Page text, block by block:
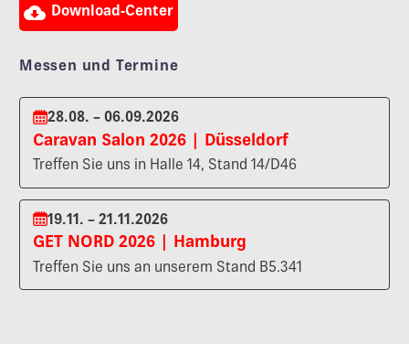
 Download-Center
Messen und Termine
28.08. – 06.09.2026
Caravan Salon 2026 | Düsseldorf
Treffen Sie uns in Halle 14, Stand 14/D46
19.11. – 21.11.2026
GET NORD 2026 | Hamburg
Treffen Sie uns an unserem Stand B5.341